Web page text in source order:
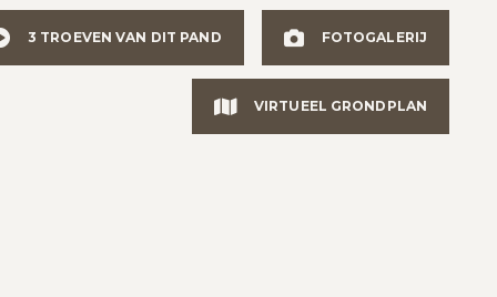
3 TROEVEN VAN DIT PAND FOTOGALERIJ
VIRTUEEL GRONDPLAN